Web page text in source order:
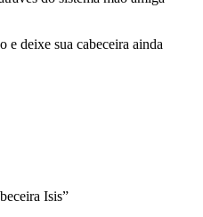
e deixe sua cabeceira ainda
Isis”